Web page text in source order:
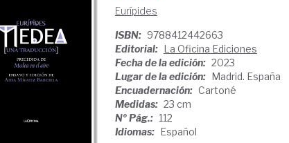
Eurípides
ISBN: 9788412442663
Editorial: La Oficina Ediciones
Fecha de la edición: 2023
Lugar de la edición: Madrid. España
Encuadernación: Cartoné
Medidas: 23 cm
Nº Pág.: 112
Idiomas: Español